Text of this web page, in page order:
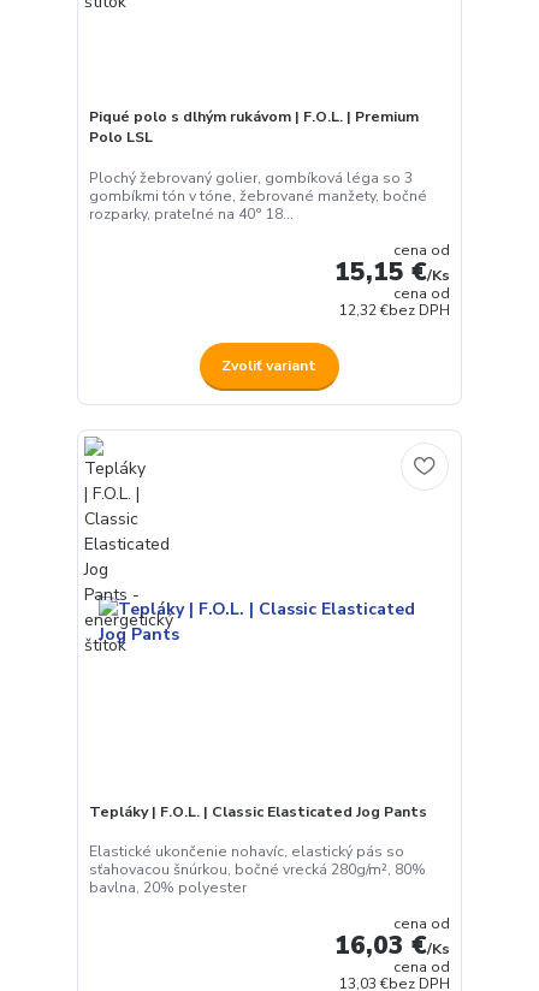
Piqué polo s dlhým rukávom | F.O.L. | Premium
Polo LSL
Plochý žebrovaný golier, gombíková léga so 3
gombíkmi tón v tóne, žebrované manžety, bočné
rozparky, prateľné na 40° 18...
cena od
15,15 €/Ks
cena od
12,32 €bez DPH
Zvoliť variant
Tepláky | F.O.L. | Classic Elasticated Jog Pants
Elastické ukončenie nohavíc, elastický pás so
sťahovacou šnúrkou, bočné vrecká 280g/m², 80%
bavlna, 20% polyester
cena od
16,03 €/Ks
cena od
13,03 €bez DPH